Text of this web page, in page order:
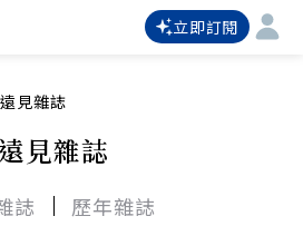
立即訂閱
見雜誌
見雜誌
誌 歷年雜誌